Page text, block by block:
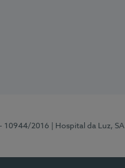
- 10944/2016 | Hospital da Luz, SA